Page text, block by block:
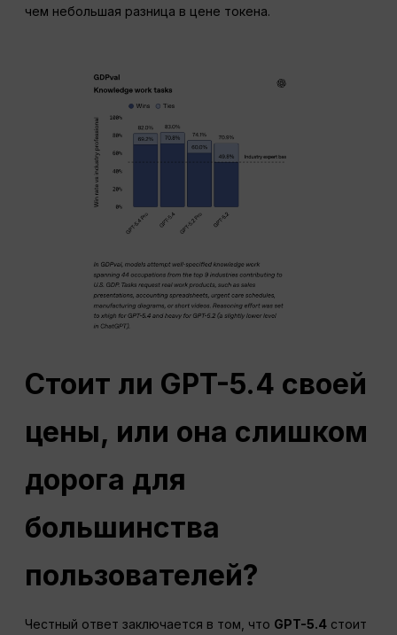
чем небольшая разница в цене токена.
Стоит ли GPT-5.4 своей
цены, или она слишком
дорога для
большинства
пользователей?
Честный ответ заключается в том, что GPT-5.4 стоит